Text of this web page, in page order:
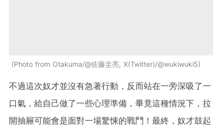
Photo from Otakuma/@佐藤圭亮, X(Twitter)/@wukiwuki5
不過這次奴才並沒有急著行動，反而站在一旁深吸了一
口氣，給自己做了一些心理準備，畢竟這種情況下，拉
開抽屜可能會是面對一場驚悚的戰鬥！最終，奴才鼓起